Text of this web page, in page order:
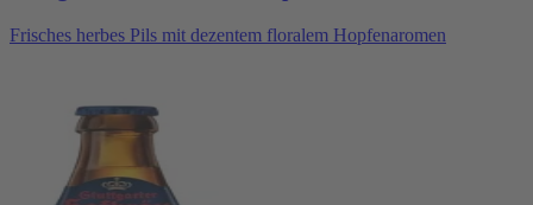
Frisches herbes Pils mit dezentem floralem Hopfenaromen